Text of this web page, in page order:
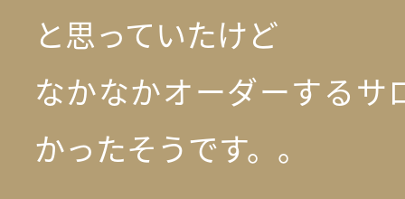
と思っていたけど
なかなかオーダーするサ
かったそうです。。